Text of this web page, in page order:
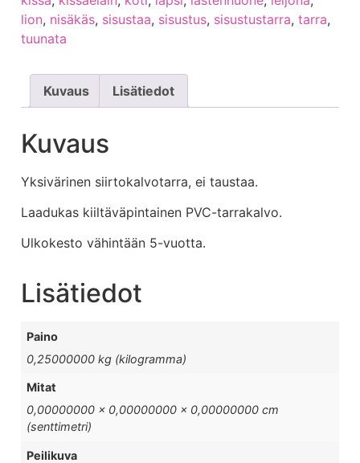
lion, nisäkäs, sisustaa, sisustus, sisustustarra, tarra,
tuunata
Kuvaus Lisätiedot
Kuvaus
Yksivärinen siirtokalvotarra, ei taustaa.
Laadukas kiiltäväpintainen PVC-tarrakalvo.
Ulkokesto vähintään 5-vuotta.
Lisätiedot
Paino
0,25000000 kg (kilogramma)
Mitat
0,00000000 × 0,00000000 × 0,00000000 cm
(senttimetri)
Peilikuva